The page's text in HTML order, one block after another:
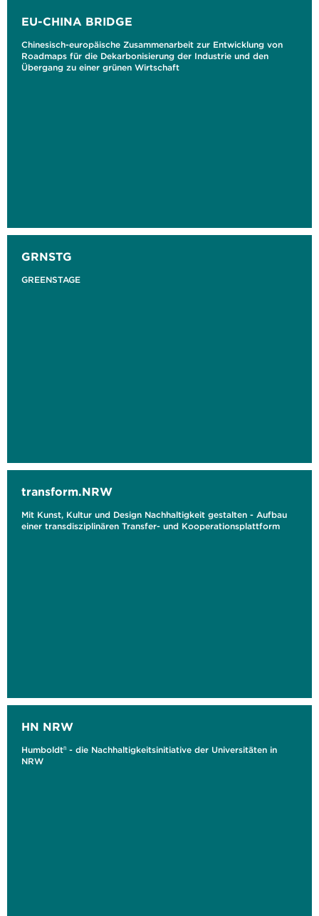
EU-CHINA BRIDGE
Chinesisch-europäische Zusammenarbeit zur Entwicklung von
Roadmaps für die Dekarbonisierung der Industrie und den
Übergang zu einer grünen Wirtschaft
GRNSTG
GREENSTAGE
transform.NRW
Mit Kunst, Kultur und Design Nachhaltigkeit gestalten - Aufbau
einer transdisziplinären Transfer- und Kooperationsplattform
HN NRW
Humboldtⁿ - die Nachhaltigkeitsinitiative der Universitäten in
NRW